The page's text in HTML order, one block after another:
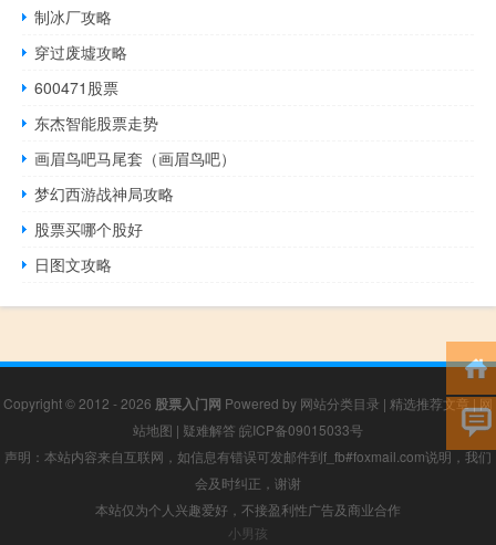
制冰厂攻略
穿过废墟攻略
600471股票
东杰智能股票走势
画眉鸟吧马尾套（画眉鸟吧）
梦幻西游战神局攻略
股票买哪个股好
日图文攻略
Copyright © 2012 - 2026 股票入门网 Powered by 网站分类目录 | 精选推荐文章|网
站地图 | 疑难解答 皖ICP备09015033号
声明：本站内容来自互联网，如信息有错误可发邮件到f_fb#foxmail.com说明，我们
会及时纠正，谢谢
本站仅为个人兴趣爱好，不接盈利性广告及商业合作
小男孩